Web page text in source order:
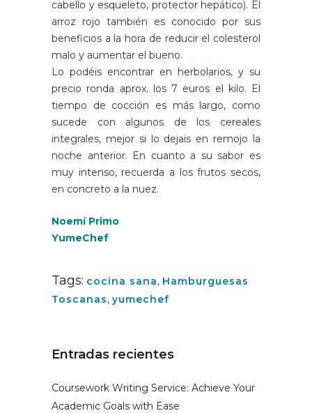
cabello y esqueleto, protector hepático). El
arroz rojo también es conocido por sus
beneficios a la hora de reducir el colesterol
malo y aumentar el bueno.
Lo podéis encontrar en herbolarios, y su
precio ronda aprox. los 7 euros el kilo. El
tiempo de cocción es más largo, como
sucede con algunos de los cereales
integrales, mejor si lo dejais en remojo la
noche anterior. En cuanto a su sabor es
muy intenso, recuerda a los frutos secos,
en concreto a la nuez.
Noemí Primo
YumeChef
Tags: cocina sana, Hamburguesas
Toscanas, yumechef
Entradas recientes
Coursework Writing Service: Achieve Your
Academic Goals with Ease